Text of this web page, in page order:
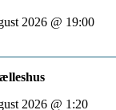
2026 @ 19:00
2026 @ 1:20